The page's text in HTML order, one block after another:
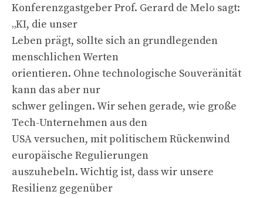
Konferenzgastgeber Prof. Gerard de Melo sagt:
„KI, die unser
Leben prägt, sollte sich an grundlegenden
menschlichen Werten
orientieren. Ohne technologische Souveränität
kann das aber nur
schwer gelingen. Wir sehen gerade, wie große
Tech-Unternehmen aus den
USA versuchen, mit politischem Rückenwind
europäische Regulierungen
auszuhebeln. Wichtig ist, dass wir unsere
Resilienz gegenüber